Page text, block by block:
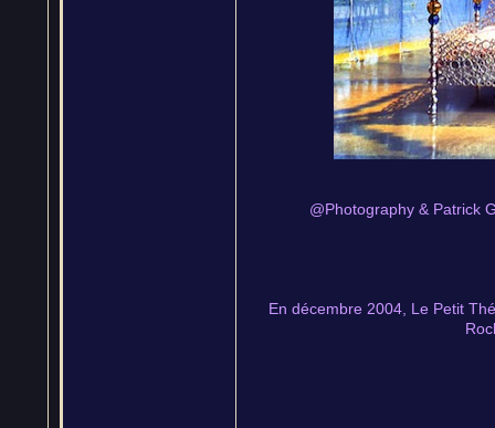
@Photography & Patrick
En décembre 2004, Le Petit